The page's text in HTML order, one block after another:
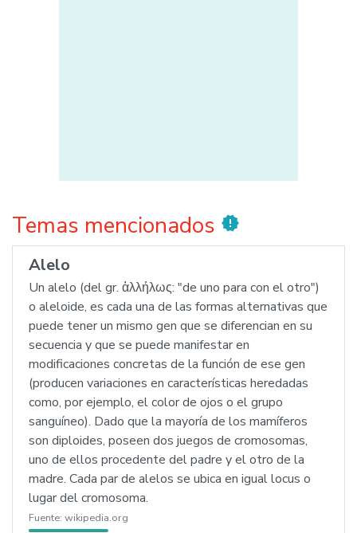
Temas mencionados new_releases
Alelo
Un alelo (del gr. ἁλλήλως: "de uno para con el otro")
o aleloide, es cada una de las formas alternativas que
puede tener un mismo gen que se diferencian en su
secuencia y que se puede manifestar en
modificaciones concretas de la función de ese gen
(producen variaciones en características heredadas
como, por ejemplo, el color de ojos o el grupo
sanguíneo). Dado que la mayoría de los mamíferos
son diploides, poseen dos juegos de cromosomas,
uno de ellos procedente del padre y el otro de la
madre. Cada par de alelos se ubica en igual locus o
lugar del cromosoma.
Fuente: wikipedia.org